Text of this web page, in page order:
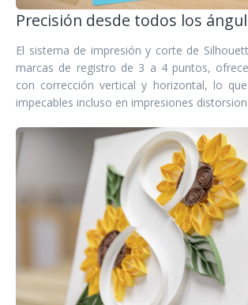
Precisión desde todos los
El sistema de impresión y corte de
marcas de registro de 3 a 4 puntos,
con corrección vertical y horizontal, lo
impecables incluso en impresiones